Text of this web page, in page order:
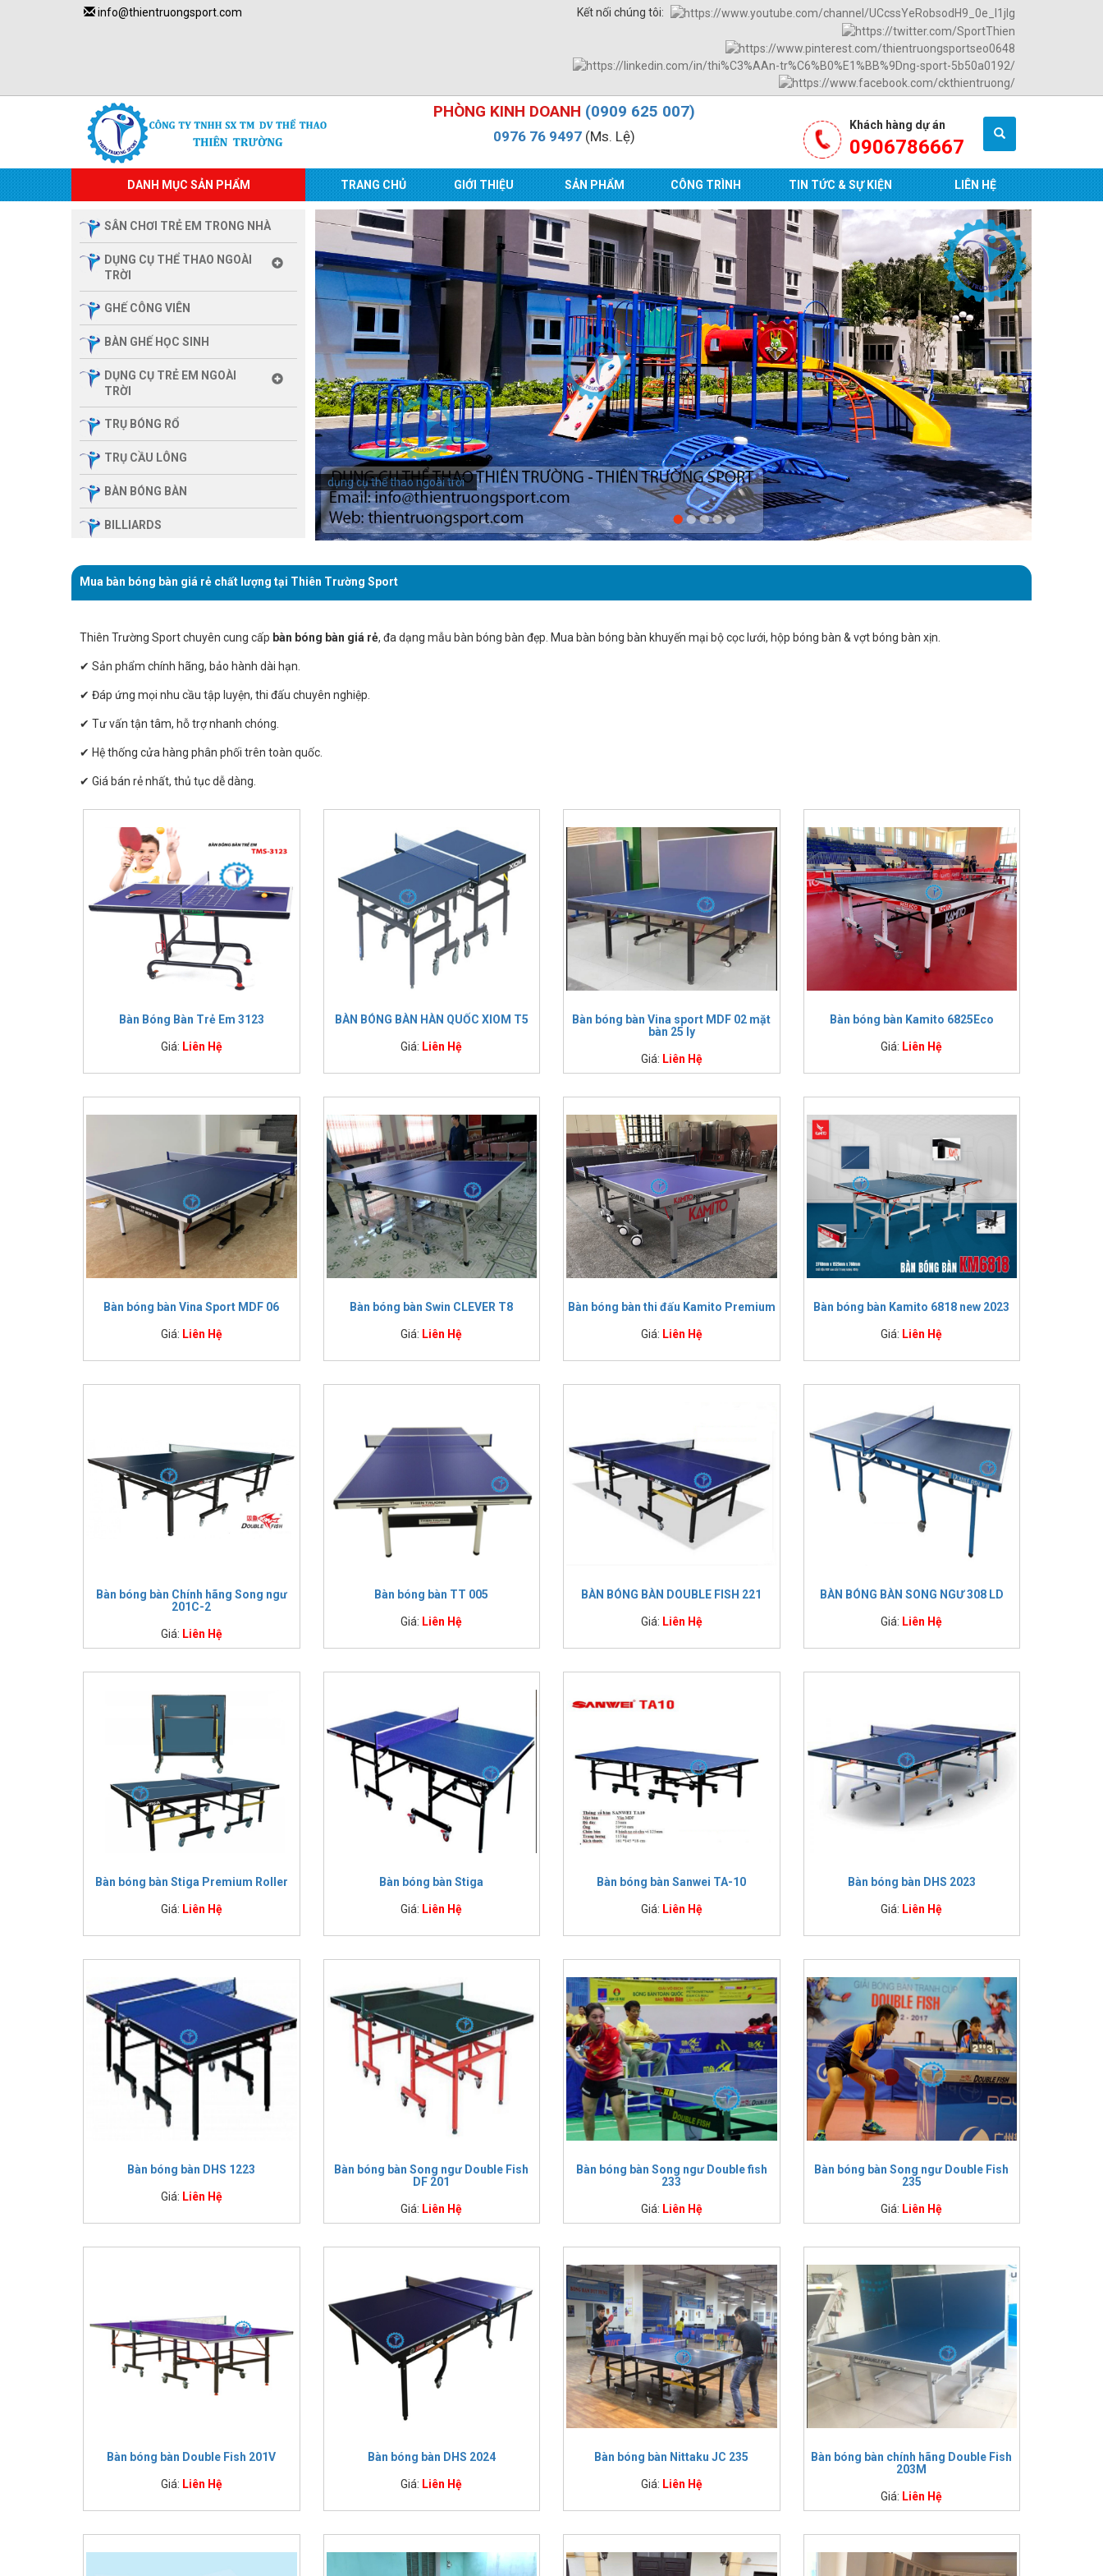
info@thientruongsport.com Kết nối chúng tôi:
PHÒNG KINH DOANH (0909 625 007)
0976 76 9497(Ms. Lệ)
Khách hàng dự án
0906786667
DANH MỤC SẢN PHẨM TRANG CHỦ GIỚI THIỆU SẢN PHẨM CÔNG TRÌNH TIN TỨC & SỰ KIỆN LIÊN HỆ
SÂN CHƠI TRẺ EM TRONG NHÀ
DỤNG CỤ THỂ THAO NGOÀI
TRỜI
GHẾ CÔNG VIÊN
BÀN GHẾ HỌC SINH
DỤNG CỤ TRẺ EM NGOÀI
TRỜI
TRỤ BÓNG RỔ
TRỤ CẦU LÔNG
BÀN BÓNG BÀN
BILLIARDS
ĐÌNH
THIẾT BỊ PHÒNG GYM MBH
GIÀN TẬP ĐA NĂNG
THIẾT BỊ PHÒNG GYM
TRƯỜNG
dụng cụ thể thao ngoài trời
Mua bàn bóng bàn giá rẻ chất lượng tại Thiên Trường Sport
Thiên Trường Sport chuyên cung cấp bàn bóng bàn giá rẻ, đa dạng mẫu bàn bóng bàn đẹp. Mua bàn bóng bàn khuyến mại bộ cọc lưới, hộp bóng bàn & vợt bóng bàn xịn.
✔ Sản phẩm chính hãng, bảo hành dài hạn.
✔ Đáp ứng mọi nhu cầu tập luyện, thi đấu chuyên nghiệp.
✔ Tư vấn tận tâm, hỗ trợ nhanh chóng.
✔ Hệ thống cửa hàng phân phối trên toàn quốc.
✔ Giá bán rẻ nhất, thủ tục dễ dàng.
Ưu đãi siêu hấp dẫn khi mua bàn bóng bàn tại Thiên Trường Sport:
>> Khuyến mại áp dụng cho tất cả khách hàng mua bàn bóng bàn:
+ Tặng bộlưới bóng bàn tiêu chuẩn.
+ Tặng hộp bóng bàn chuẩn quốc tế.
+ Tặng vợt bóng bàn xịn.
Giá bàn bóng bàn bao nhiêu tiền?
Bàn bóng bànchính hãng tại Thiên Trường hiện có nhiều mức giá phân bổ đủ phân khúc từ rẻ đến cao cấp. Mức rẻ nhất khoảng hơn 3 triệu đồng và cao nhất là gần 60 triệu đồng. Sản
phẩm đáp ứng mọi nhu cầu sử dụng cho mục đích giải trí, tập luyện hay thi đấu. Thiết kế bàn kích thước đạt chuẩn quy định Liên đoàn Bóng bàn Thế giới ITTF.
Dưới đây là cập nhật bảng giá bàn bóng bàn mới và đầy đủ nhất:
Bàn bóng bàn
Bàn bóng bàn giá rẻ
3,190,000 đồng
Bàn bóng bàn Thiên Trường PT-05 (25 mm)
4,150,000 đồng
Bàn bóng bàn Thiên Trường Sport MDF 18 ly
4,400,000 đồng
Bàn bóng bàn VinaSport MDF 18 ly
4,400,000 đồng
Bàn bóng bàn Thiên Trường Sport MDF 25 ly
4,725,000 đồng
Bàn bóng bàn VinaSport MDF 25 ly
4,725,000 đồng
Bàn bóng bàn Thiên Trường TT New 2025
5,500,000 đồng
Bàn bóng bàn MDF-05 18mm
5,500,000 đồng
Bàn bóng bàn MDF-06 25mm
5,900,000 đồng
Bàn bóng bàn Harito TT-003
6,765,000 đồng
Bàn bóng bàn ngoài trời Harito TT-001
7,090,000 đồng
Bàn bóng bàn Harito TT-004
7,315,000 đồng
Bàn bóng bàn Double Fish DF 201C
8,650,000 đồng
Bàn bóng bàn Harito TT-005
10,175,000 đồng
Bàn bóng bàn thi đấu 303551
10,989,000 đồng
Bàn bóng bàn cao cấp
Bàn bóng bàn Song Ngư 323
Bàn bóng bàn Double Fish X1 New 2015
Bàn bóng bàn Xiom T8
19,200,000 đồng
Bàn bóng bàn Double Fish 235 New
19,500,000 đồng
Bàn bóng bàn DF 233 WTT Limited Seagame 3124,300,000 đồng
Bàn bóng bàn Rainbow - Harito 1000
24,950,000 đồng
Bàn bóng bàn Double Fish 328A
28,500,000 đồng
Bàn bóng bàn Double Fish 328
29,900,000 đồng
Bàn bóng bàn Double Fish Volant-2-A
48,990,000 đồng
Bàn bóng bàn DHS Gold Rainbow
58,233,000 đồng
Bàn bóng bàn nào được dùng phổ biến?
Bàn bóng bàn Thiên Trường PT-02
Với chất liệu gỗ MDF,BBTD-04 đáp ứng đa dạng nhu cầu luyện tập, rất phù hợp cho người mới hoặc không chuyên. Bạn có thể sử dụng bàn bóng bàn tại nhà hoặc công ty, sân chơi công
Bàn bóng bàn Harito TT-003
Đây là mẫu bàn bóng bàn nhập khẩu giá tốt, giá đã bao gồm sẵn bộ cọc lưới đi kèm. Bàn có độ nảy chuẩn, độ dày mặt bàn 18mm phủ sơn chống lóa. Hệ thống điều chỉnh độ cao giúp cân
bằng khi lắp đặt, 8 bánh xe cỡ lớn hỗ trợ di chuyển khi cần thiết.
Bàn bóng bàn Harito TT-006
có thiết kế đảm bảo đạt chuẩn thi đấu quốc tế ITTF. Ưu điểm nổi bật về thiết kế của sản phẩm bàn bóng bàn TT006 chính là được trang bị thêm ngăn khe để bóng và vợt sau khi tập luyện
Bàn bóng bàn Double Fish 233
bóng bàn thế giới. Khung chính làm từ thép dày có độ bền và chịu lực tốt.
Bàn bóng bàn Rainbow - Harito 1000
thuộc phân khúc cao cấp khá được ưa chuộng cho các giải đấu lớn và tập luyện chuyên nghiệp tại nhà, câu lạc bộ, trung tâm huấn luyện. Mặt bàn gỗ cao cấp chống cong vênh mối mọt,
tuổi thọ bền, viền bo nhựa xung quanh chống ẩm mốc. Thiết kế chân vòm gia cố khung thép làm cho bàn ổn định và vững chãi hơn.
Bàn Bóng Bàn Trẻ Em 3123
Giá: Liên Hệ
BÀN BÓNG BÀN HÀN QUỐC XIOM T5
Giá: Liên Hệ
Bàn bóng bàn Vina sport MDF 02 mặt
bàn 25 ly
Giá: Liên Hệ
Bàn bóng bàn Kamito 6825Eco
Giá: Liên Hệ
Bàn bóng bàn Vina Sport MDF 06
Giá: Liên Hệ
Bàn bóng bàn Swin CLEVER T8
Giá: Liên Hệ
Bàn bóng bàn thi đấu Kamito Premium
Giá: Liên Hệ
Bàn bóng bàn Kamito 6818 new 2023
Giá: Liên Hệ
Bàn bóng bàn Chính hãng Song ngư
201C-2
Giá: Liên Hệ
Bàn bóng bàn TT 005
Giá: Liên Hệ
BÀN BÓNG BÀN DOUBLE FISH 221
Giá: Liên Hệ
BÀN BÓNG BÀN SONG NGƯ 308 LD
Giá: Liên Hệ
Bàn bóng bàn Stiga Premium Roller
Giá: Liên Hệ
Bàn bóng bàn Stiga
Giá: Liên Hệ
Bàn bóng bàn Sanwei TA-10
Giá: Liên Hệ
Bàn bóng bàn DHS 2023
Giá: Liên Hệ
Bàn bóng bàn DHS 1223
Giá: Liên Hệ
Bàn bóng bàn Song ngư Double Fish
DF 201
Giá: Liên Hệ
Bàn bóng bàn Song ngư Double fish
233
Giá: Liên Hệ
Bàn bóng bàn Song ngư Double Fish
235
Giá: Liên Hệ
Bàn bóng bàn Double Fish 201V
Giá: Liên Hệ
Bàn bóng bàn DHS 2024
Giá: Liên Hệ
Bàn bóng bàn Nittaku JC 235
Giá: Liên Hệ
Bàn bóng bàn chính hãng Double Fish
203M
Giá: Liên Hệ